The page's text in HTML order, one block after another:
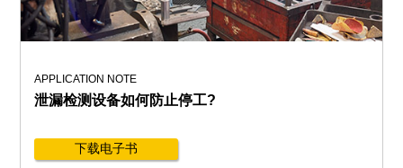
APPLICATION NOTE
泄漏检测设备如何防止停工?
下载电子书